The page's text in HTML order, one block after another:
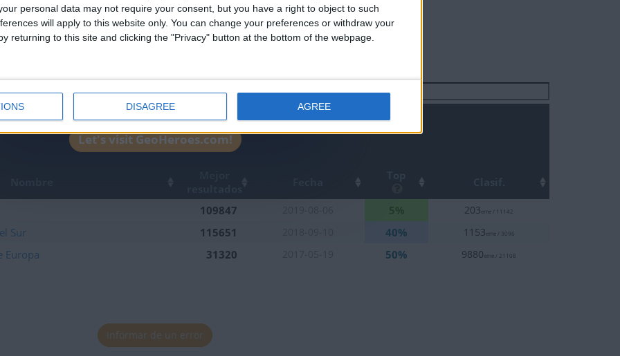
personal data may not require your consent, but you have a right to object to such
will apply to this website only. You can change your preferences or withdraw your
returning to this site and clicking the "Privacy" button at the bottom of the webpage.
DISAGREE AGREE
Buscar:
1 1
resultados
Fecha Top Clasif.
109847 5% 203eme / 11142
Sur 115651 40% 1153eme / 3096
Europa 31320 50% 9880eme / 21108
Informar de un error
Let's visit GeoHeroes.com!